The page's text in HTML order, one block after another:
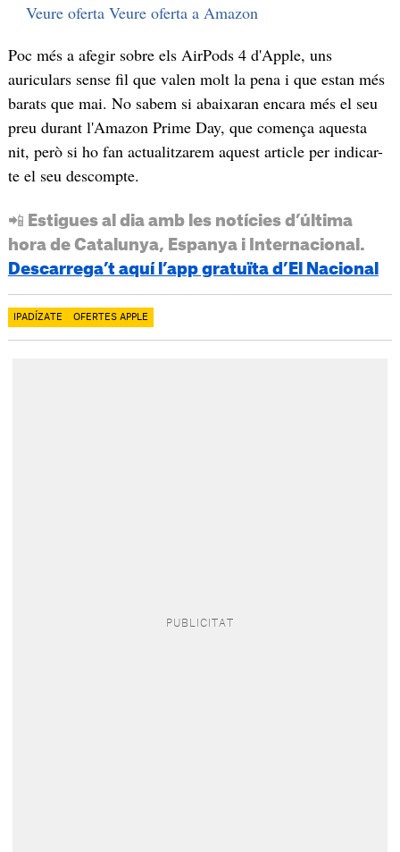
Veure oferta Veure oferta a Amazon
Poc més a afegir sobre els AirPods 4 d'Apple, uns
auriculars sense fil que valen molt la pena i que estan més
barats que mai. No sabem si abaixaran encara més el seu
preu durant l'Amazon Prime Day, que comença aquesta
nit, però si ho fan actualitzarem aquest article per indicar-
te el seu descompte.
📲 Estigues al dia amb les notícies d’última
hora de Catalunya, Espanya i Internacional.
Descarrega’t aquí l’app gratuïta d’El Nacional
IPADÍZATE OFERTES APPLE